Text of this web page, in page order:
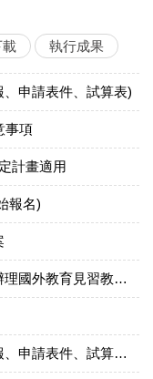
載 執行成果
申請表件、試算表)
事項
計畫適用
報名)
114年教育部補助師資培育之大學辦理國外教育見習教育實習及國際史懷哲計畫核定一覽表
114年徵件說明會資料（手冊、簡報、申請表件、試算表、條文對照表)